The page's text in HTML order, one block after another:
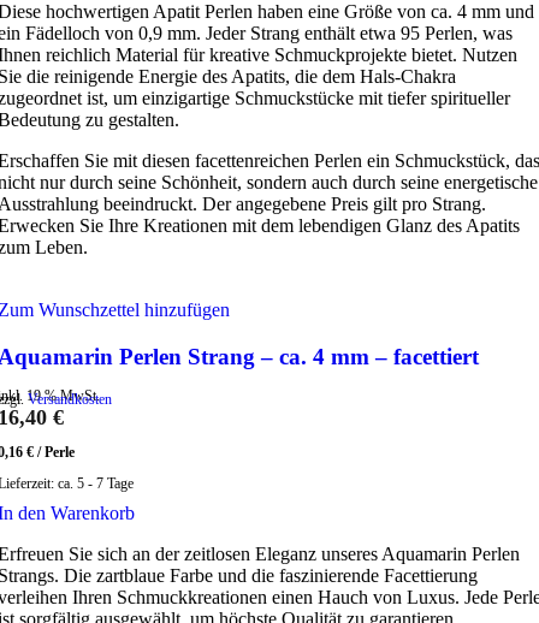
hochwertigen Apatit Perlen haben eine Größe von ca. 4 mm und
Fädelloch von 0,9 mm. Jeder Strang enthält etwa 95 Perlen, was
reichlich Material für kreative Schmuckprojekte bietet. Nutzen
die reinigende Energie des Apatits, die dem Hals-Chakra
ist, um einzigartige Schmuckstücke mit tiefer spiritueller
zu gestalten.
Sie mit diesen facettenreichen Perlen ein Schmuckstück, das
nur durch seine Schönheit, sondern auch durch seine energetische
beeindruckt. Der angegebene Preis gilt pro Strang.
Sie Ihre Kreationen mit dem lebendigen Glanz des Apatits
Leben.
Wunschzettel hinzufügen
Perlen Strang – ca. 4 mm – facettiert
19 % MwSt.
Versandkosten
€
€ /Perle
ca. 5 - 7 Tage
den Warenkorb
Sie sich an der zeitlosen Eleganz unseres Aquamarin Perlen
Die zartblaue Farbe und die faszinierende Facettierung
Ihren Schmuckkreationen einen Hauch von Luxus. Jede